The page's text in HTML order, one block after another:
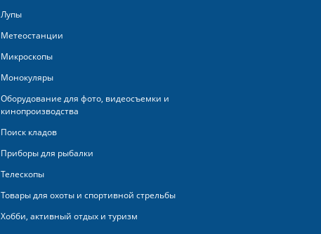
Лупы
Метеостанции
Микроскопы
Монокуляры
Оборудование для фото, видеосъемки и
кинопроизводства
Поиск кладов
Приборы для рыбалки
Телескопы
Товары для охоты и спортивной стрельбы
Хобби, активный отдых и туризм